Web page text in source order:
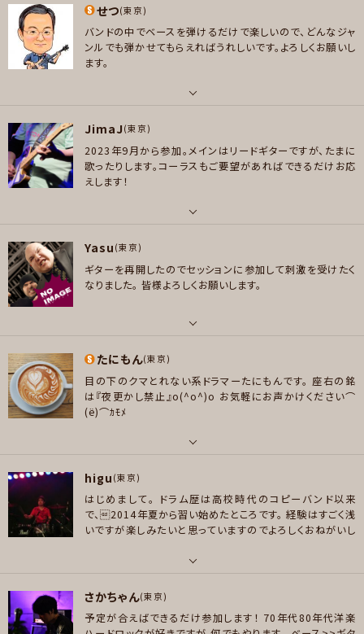
好きなジャンル
ポップス , ロック , ハードロック/ヘヴィメタル
プレイヤー参加予定
ギター
好きなアーティスト
Alice In Chains、Beatles、Dizzy Mizz Lizzy、Extreme、Faith No Mor
Nuno、Pantera、Red Hot Chili Peppers、Soundgarden、Stone、Temp
好きなジャンル
ロック , ハードロック/ヘヴィメタル , ファンク/ブルース , ジャズ/フュージョ
ン
せつ(東京)
バンドの中でベースを弾けるだけで楽しいので、どんなジャ
ンルでも弾かせてもらえればうれしいです。よろしくお願いし
ます。
ベース
好きなアーティスト
キャンディダルファー、リチャードボナ
プレイヤー参加予定
JimaJ (東京)
2023年9月から参加。メインはリードギターですが、たまに
歌ったりします。コーラスもご要望があればできるだけお応
えします！
ギター
好きなアーティスト
BUMP OF CHICKEN、toconoma、いきものがかり、結束バンド、ずっと真夜
ficial髭男dism、Thee Michelle Gun Elephant、UNISON SQUARE GAR
好きなジャンル
ポップス , ロック , ファンク/ブルース , アニソン/ボカロ
プレイヤー参加予定
Yasu (東京)
ギターを再開したのでセッションに参加して刺激を受けたく
なりました。 皆様よろしくお願いします。
ギター , ドラム
好きなアーティスト
Nile Rodgers Hiram Bullock Edward Van Halen（のリズム） Jeff Por
ロック , ハードロック/ヘヴィメタル , ファンク/ブルース , ジャズ/フュージョ
ン
プレイヤー参加予定
たにもん(東京)
目の下のクマとれない系ドラマーたにもんです。 座右の銘
は『夜更かし禁止』o(^o^)o お気軽にお声かけください⌒
(ё)⌒ｶﾓﾒ
ドラム
好きなアーティスト
LuckyKilimanjaro、the band apart,Superfly。Oasis、Zeppelin、AC/D
Bなど。インスト全般:TRIX、T-SQUARE、4GENEXYZ、 山本真央樹、Dimensi
好きなジャンル
ポップス , ロック , ハードロック/ヘヴィメタル , ファンク/ブルース , ジャズ/
higu (東京)
はじめまして。
ドラム歴は高校時代のコピーバンド以来
で、2014年夏から習い始めたところです。 経験はすごく浅
いですが楽しみたいと思っていますのでよろしくおねがいし
ドラム
好きなアーティスト
さかちゃん(東京)
予定が合えばできるだけ参加します！ 70年代80年代洋楽